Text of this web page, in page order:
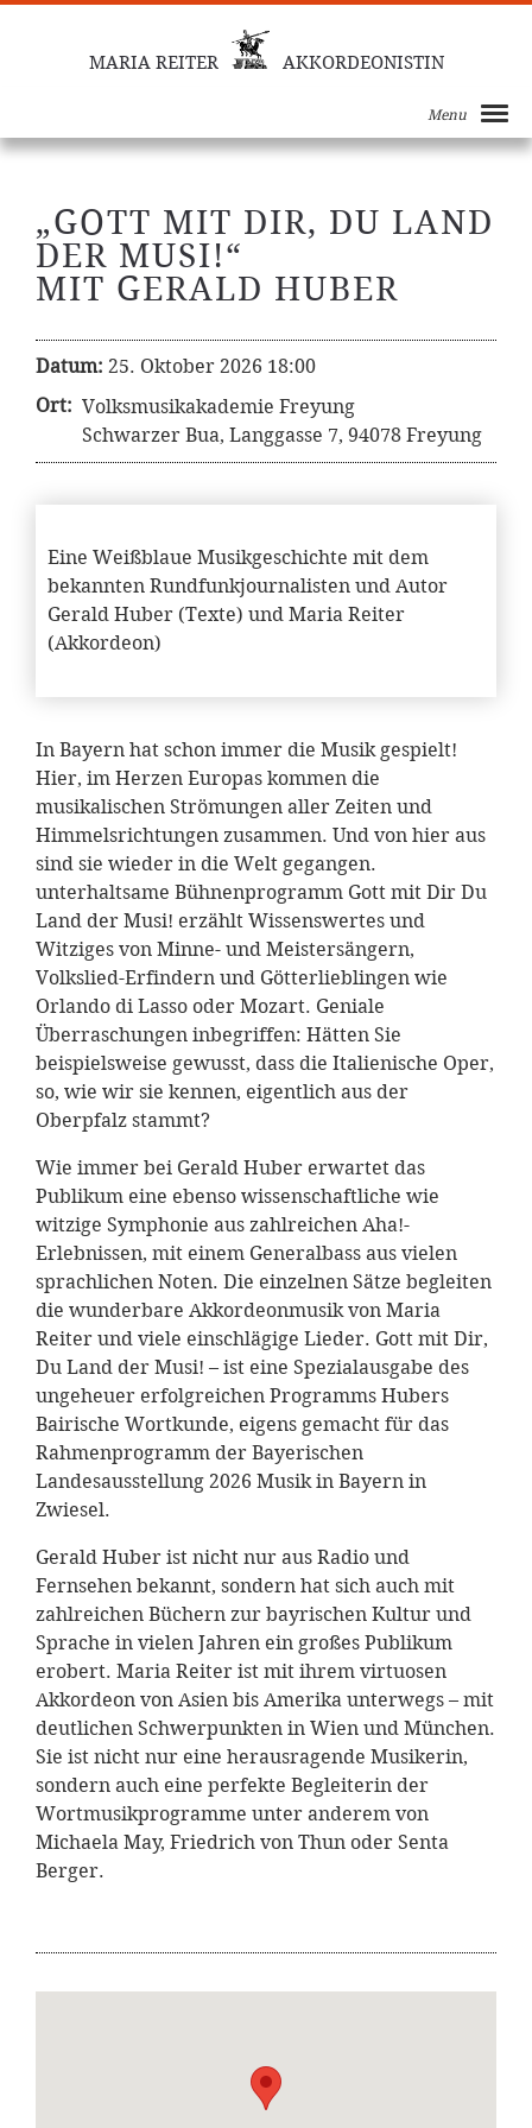
MARIA REITER AKKORDEONISTIN
Menu
„GOTT MIT DIR, DU LAND
DER MUSI!“
MIT GERALD HUBER
Datum: 25. Oktober 2026 18:00
Ort: Volksmusikakademie Freyung
Schwarzer Bua, Langgasse 7, 94078 Freyung
Eine Weißblaue Musikgeschichte mit dem
bekannten Rundfunkjournalisten und Autor
Gerald Huber (Texte) und Maria Reiter
(Akkordeon)
In Bayern hat schon immer die Musik gespielt!
Hier, im Herzen Europas kommen die
musikalischen Strömungen aller Zeiten und
Himmelsrichtungen zusammen. Und von hier aus
sind sie wieder in die Welt gegangen.
unterhaltsame Bühnenprogramm Gott mit Dir Du
Land der Musi! erzählt Wissenswertes und
Witziges von Minne- und Meistersängern,
Volkslied-Erfindern und Götterlieblingen wie
Orlando di Lasso oder Mozart. Geniale
Überraschungen inbegriffen: Hätten Sie
beispielsweise gewusst, dass die Italienische Oper,
so, wie wir sie kennen, eigentlich aus der
Oberpfalz stammt?
Wie immer bei Gerald Huber erwartet das
Publikum eine ebenso wissenschaftliche wie
witzige Symphonie aus zahlreichen Aha!-
Erlebnissen, mit einem Generalbass aus vielen
sprachlichen Noten. Die einzelnen Sätze begleiten
die wunderbare Akkordeonmusik von Maria
Reiter und viele einschlägige Lieder. Gott mit Dir,
Du Land der Musi! – ist eine Spezialausgabe des
ungeheuer erfolgreichen Programms Hubers
Bairische Wortkunde, eigens gemacht für das
Rahmenprogramm der Bayerischen
Landesausstellung 2026 Musik in Bayern in
Zwiesel.
Gerald Huber ist nicht nur aus Radio und
Fernsehen bekannt, sondern hat sich auch mit
zahlreichen Büchern zur bayrischen Kultur und
Sprache in vielen Jahren ein großes Publikum
erobert. Maria Reiter ist mit ihrem virtuosen
Akkordeon von Asien bis Amerika unterwegs – mit
deutlichen Schwerpunkten in Wien und München.
Sie ist nicht nur eine herausragende Musikerin,
sondern auch eine perfekte Begleiterin der
Wortmusikprogramme unter anderem von
Michaela May, Friedrich von Thun oder Senta
Berger.